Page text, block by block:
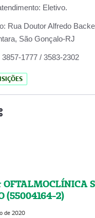
Eletivo.
Rua Doutor Alfredo
São Gonçalo-RJ
3857-1777 / 3583-2302
(55004164-2)
de 2020